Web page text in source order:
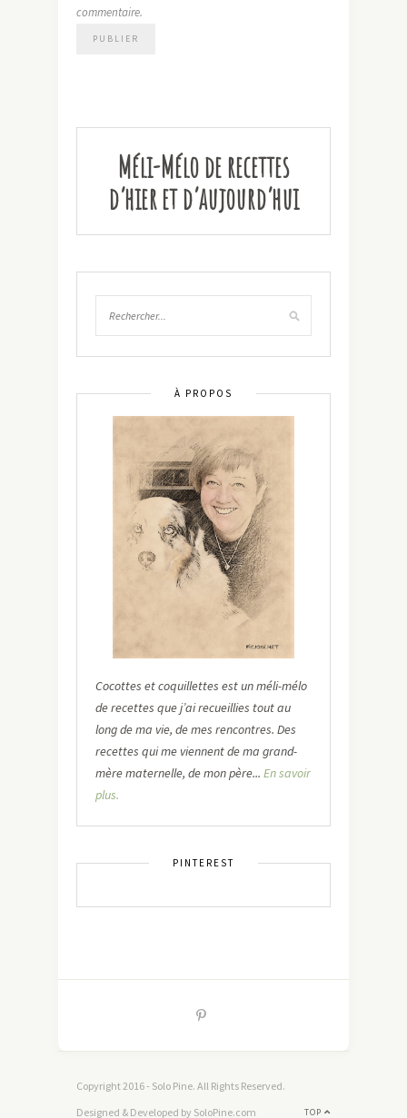
commentaire.
Méli-Mélo de recettes
d’hier et d’aujourd’hui
À PROPOS
Cocottes et coquillettes est un méli-mélo
de recettes que j’ai recueillies tout au
long de ma vie, de mes rencontres. Des
recettes qui me viennent de ma grand-
mère maternelle, de mon père... En savoir
plus.
PINTEREST
Copyright 2016 - Solo Pine. All Rights Reserved.
TOP
Designed & Developed by SoloPine.com